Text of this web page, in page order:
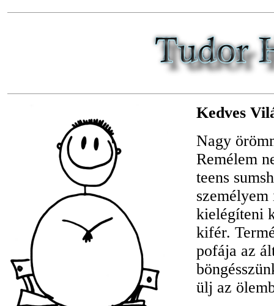
Kedves
Nagy
Remélem
teens
kielégíteni
kifér.
pofája az
ülj az